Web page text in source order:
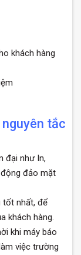
khách hàng
tắc
đại như In,
động đảo mặt
tốt nhất, để
khách hàng.
khi máy báo
việc trường